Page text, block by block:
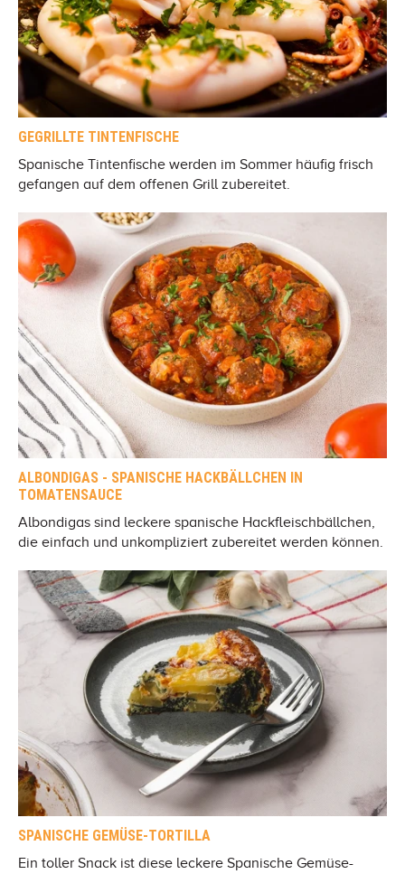
GEGRILLTE TINTENFISCHE
Spanische Tintenfische werden im Sommer häufig frisch
gefangen auf dem offenen Grill zubereitet.
ALBONDIGAS - SPANISCHE HACKBÄLLCHEN IN
TOMATENSAUCE
Albondigas sind leckere spanische Hackfleischbällchen,
die einfach und unkompliziert zubereitet werden können.
SPANISCHE GEMÜSE-TORTILLA
Ein toller Snack ist diese leckere Spanische Gemüse-